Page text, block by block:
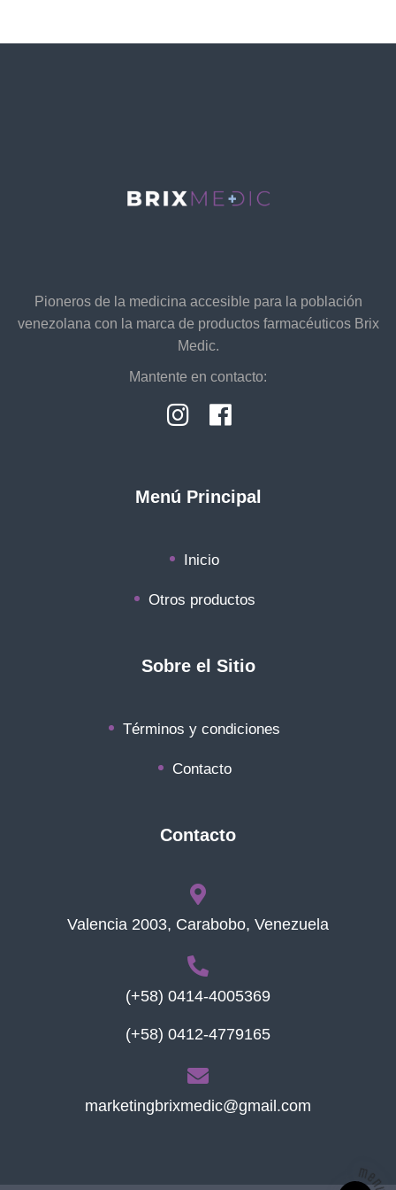
Pioneros de la medicina accesible para la población
venezolana con la marca de productos farmacéuticos Brix
Medic.
Mantente en contacto:
Menú Principal
Inicio
Otros productos
Sobre el Sitio
Términos y condiciones
Contacto
Contacto
Valencia 2003, Carabobo, Venezuela
(+58) 0414-4005369
(+58) 0412-4779165
marketingbrixmedic@gmail.com